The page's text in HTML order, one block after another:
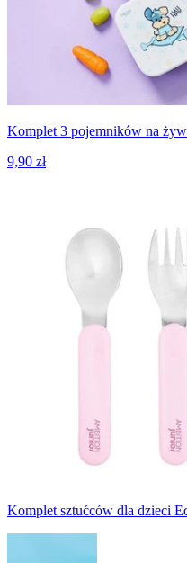
Komplet 3 pojemników na
9,90 zł
Komplet sztućców dla dzieci